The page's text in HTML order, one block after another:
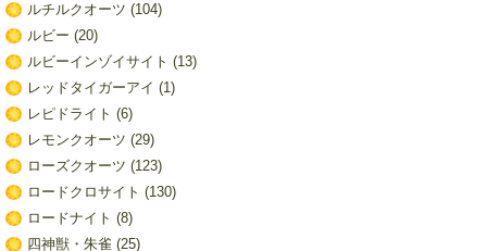
ルチルクオーツ (104)
ルビー (20)
ルビーインゾイサイト (13)
レッドタイガーアイ (1)
レピドライト (6)
レモンクオーツ (29)
ローズクオーツ (123)
ロードクロサイト (130)
ロードナイト (8)
四神獣・朱雀 (25)